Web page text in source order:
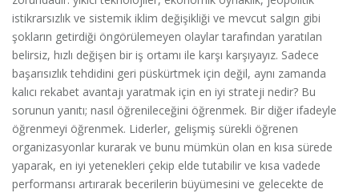
istikrarsızlık ve sistemik iklim değişikliği ve mevcut salgın gibi
şokların getirdiği öngörülemeyen olaylar tarafından yaratılan
belirsiz, hızlı değişen bir iş ortamı ile karşı karşıyayız. Sadece
başarısızlık tehdidini geri püskürtmek için değil, aynı zamanda
kalıcı rekabet avantajı yaratmak için en iyi strateji nedir? Bu
sorunun yanıtı; nasıl öğrenileceğini öğrenmek. Bir diğer ifadeyle
öğrenmeyi öğrenmek. Liderler, gelişmiş sürekli öğrenen
organizasyonlar kurarak ve bunu mümkün olan en kısa sürede
yaparak, en iyi yetenekleri çekip elde tutabilir ve kısa vadede
performansı artırarak becerilerin büyümesini ve gelecekte de